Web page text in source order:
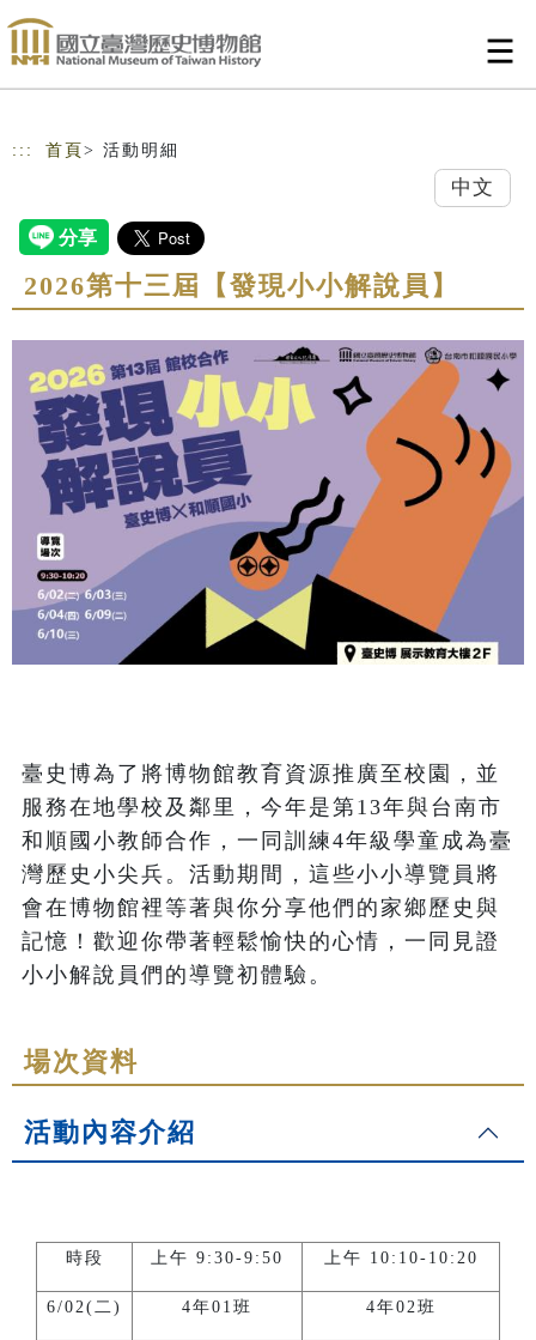
跳到主要內容
網站導覽
::: 首頁 > 活動明細
中文
2026第十三屆【發現小小解說員】
臺史博為了將博物館教育資源推廣至校園，並
服務在地學校及鄰里，今年是第13年與台南市
和順國小教師合作，一同訓練4年級學童成為臺
灣歷史小尖兵。活動期間，這些小小導覽員將
會在博物館裡等著與你分享他們的家鄉歷史與
記憶！歡迎你帶著輕鬆愉快的心情，一同見證
小小解說員們的導覽初體驗。
場次資料
活動內容介紹
時段 上午 9:30-9:50 上午 10:10-10:20
6/02(二) 4年01班 4年02班